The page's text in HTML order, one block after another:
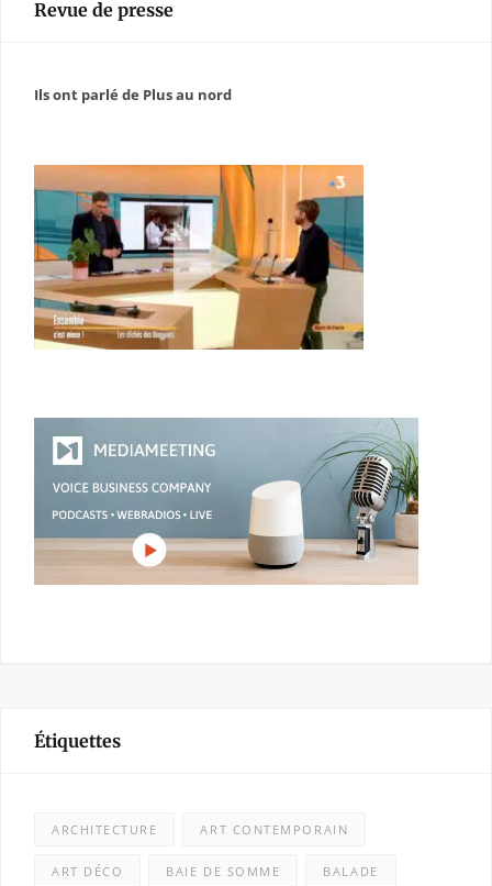
Revue de presse
Ils ont parlé de Plus au nord
Étiquettes
ARCHITECTURE ART CONTEMPORAIN
ART DÉCO BAIE DE SOMME BALADE